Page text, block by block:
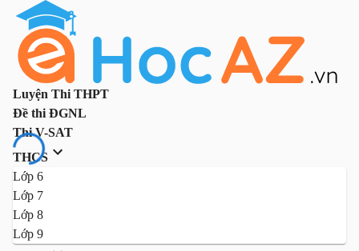
Luyện Thi THPT
Đề thi ĐGNL
Thi V-SAT
THCS
Lớp 6
Lớp 7
Lớp 8
Lớp 9